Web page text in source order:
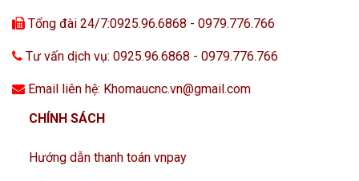
Tổng đài 24/7:0925.96.6868 - 0979.776.766
Tư vấn dịch vụ: 0925.96.6868 - 0979.776.766
Email liên hệ: Khomaucnc.vn@gmail.com
CHÍNH SÁCH
Hướng dẫn thanh toán vnpay